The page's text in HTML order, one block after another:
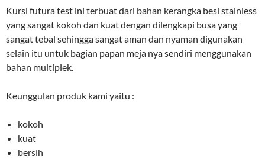
Kursi futura test ini terbuat dari bahan kerangka besi stainless
yang sangat kokoh dan kuat dengan dilengkapi busa yang
sangat tebal sehingga sangat aman dan nyaman digunakan
selain itu untuk bagian papan meja nya sendiri menggunakan
bahan multiplek.
Keunggulan produk kami yaitu :
kokoh
kuat
bersih